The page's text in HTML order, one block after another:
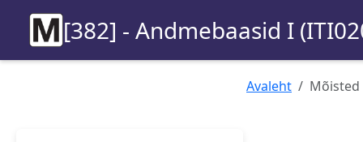
[382] - Andmebaasid I
Avaleht Mõisted